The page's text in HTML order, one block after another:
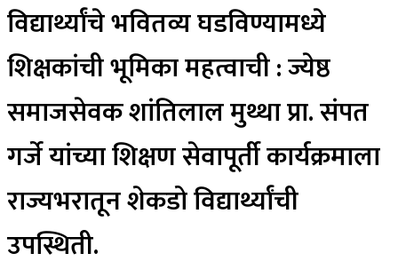
विद्यार्थ्यांचे भवितव्य घडविण्यामध्ये
शिक्षकांची भूमिका महत्वाची : ज्येष्ठ
समाजसेवक शांतिलाल मुथ्था प्रा. संपत
गर्जे यांच्या शिक्षण सेवापूर्ती कार्यक्रमाला
राज्यभरातून शेकडो विद्यार्थ्यांची
उपस्थिती.